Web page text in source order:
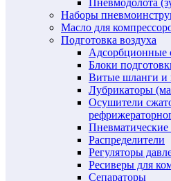
Наборы
Масло для
Подготовка воздуха
Адсорбционные
Блоки
Витые шланги и
Лубрикаторы
Осушители
Распределители
Регуляторы
Ресиверы для
Сепараторы